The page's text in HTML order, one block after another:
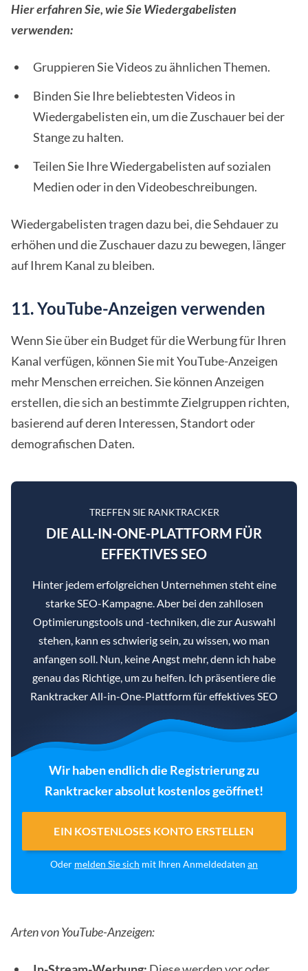
Hier erfahren Sie, wie Sie Wiedergabelisten
verwenden:
Gruppieren Sie Videos zu ähnlichen Themen.
Binden Sie Ihre beliebtesten Videos in
Wiedergabelisten ein, um die Zuschauer bei der
Stange zu halten.
Teilen Sie Ihre Wiedergabelisten auf sozialen
Medien oder in den Videobeschreibungen.
Wiedergabelisten tragen dazu bei, die Sehdauer zu
erhöhen und die Zuschauer dazu zu bewegen, länger
auf Ihrem Kanal zu bleiben.
11. YouTube-Anzeigen verwenden
Wenn Sie über ein Budget für die Werbung für Ihren
Kanal verfügen, können Sie mit YouTube-Anzeigen
mehr Menschen erreichen. Sie können Anzeigen
erstellen, die sich an bestimmte Zielgruppen richten,
basierend auf deren Interessen, Standort oder
demografischen Daten.
TREFFEN SIE RANKTRACKER
DIE ALL-IN-ONE-PLATTFORM FÜR
EFFEKTIVES SEO
Hinter jedem erfolgreichen Unternehmen steht eine
starke SEO-Kampagne. Aber bei den zahllosen
Optimierungstools und -techniken, die zur Auswahl
stehen, kann es schwierig sein, zu wissen, wo man
anfangen soll. Nun, keine Angst mehr, denn ich habe
genau das Richtige, um zu helfen. Ich präsentiere die
Ranktracker All-in-One-Plattform für effektives SEO
Wir haben endlich die Registrierung zu
Ranktracker absolut kostenlos geöffnet!
EIN KOSTENLOSES KONTO ERSTELLEN
Oder melden Sie sich mit Ihren Anmeldedaten an
Arten von YouTube-Anzeigen: